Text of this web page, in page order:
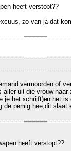
heeft verstopt??
zo van ja dat
vermoorden of
aller uit die vrouw haar
je het schrijft)en het is
de pemig hee,dit slaat
heeft verstopt??